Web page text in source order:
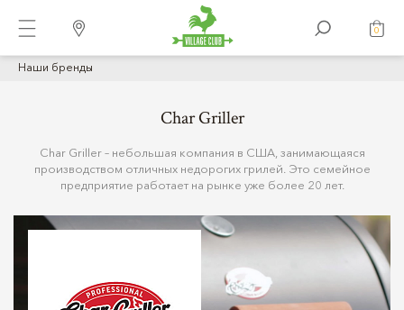
0
Наши бренды
Char Griller
Char Griller – небольшая компания в США, занимающаяся
производством отличных недорогих грилей. Это семейное
предприятие работает на рынке уже более 20 лет.